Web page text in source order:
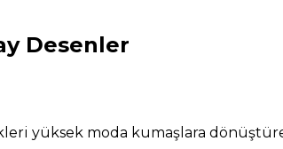
Desenler
yüksek moda kumaşlara